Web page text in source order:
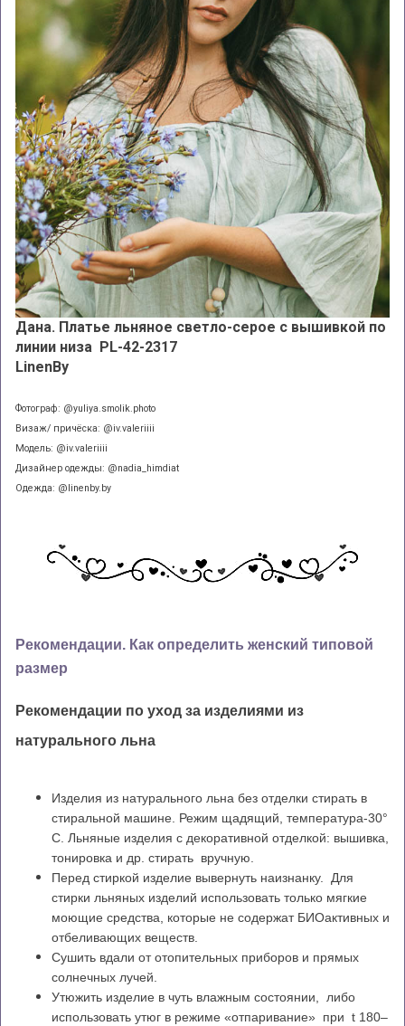
Дана. Платье льняное светло-серое с вышивкой по
линии низа PL-42-2317
LinenBy
Фотограф: @yuliya.smolik.photo
Визаж/ причёска: @iv.valeriiii
Модель: @iv.valeriiii
Дизайнер одежды: @nadia_himdiat
Одежда: @linenby.by
Рекомендации. Как определить женский типовой
размер
Рекомендации по уход за изделиями из
натурального льна
Изделия из натурального льна без отделки стирать в
стиральной машине. Режим щадящий, температура-30°
С. Льняные изделия с декоративной отделкой: вышивка,
тонировка и др. стирать вручную.
Перед стиркой изделие вывернуть наизнанку. Для
стирки льняных изделий использовать только мягкие
моющие средства, которые не содержат БИОактивных и
отбеливающих веществ.
Сушить вдали от отопительных приборов и прямых
солнечных лучей.
Утюжить изделие в чуть влажным состоянии, либо
использовать утюг в режиме «отпаривание» при t 180–